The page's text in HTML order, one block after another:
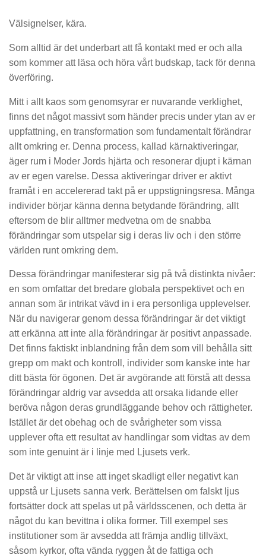
Välsignelser, kära.
Som alltid är det underbart att få kontakt med er och alla
som kommer att läsa och höra vårt budskap, tack för denna
överföring.
Mitt i allt kaos som genomsyrar er nuvarande verklighet,
finns det något massivt som händer precis under ytan av er
uppfattning, en transformation som fundamentalt förändrar
allt omkring er. Denna process, kallad kärnaktiveringar,
äger rum i Moder Jords hjärta och resonerar djupt i kärnan
av er egen varelse. Dessa aktiveringar driver er aktivt
framåt i en accelererad takt på er uppstigningsresa. Många
individer börjar känna denna betydande förändring, allt
eftersom de blir alltmer medvetna om de snabba
förändringar som utspelar sig i deras liv och i den större
världen runt omkring dem.
Dessa förändringar manifesterar sig på två distinkta nivåer:
en som omfattar det bredare globala perspektivet och en
annan som är intrikat vävd in i era personliga upplevelser.
När du navigerar genom dessa förändringar är det viktigt
att erkänna att inte alla förändringar är positivt anpassade.
Det finns faktiskt inblandning från dem som vill behålla sitt
grepp om makt och kontroll, individer som kanske inte har
ditt bästa för ögonen. Det är avgörande att förstå att dessa
förändringar aldrig var avsedda att orsaka lidande eller
beröva någon deras grundläggande behov och rättigheter.
Istället är det obehag och de svårigheter som vissa
upplever ofta ett resultat av handlingar som vidtas av dem
som inte genuint är i linje med Ljusets verk.
Det är viktigt att inse att inget skadligt eller negativt kan
uppstå ur Ljusets sanna verk. Berättelsen om falskt ljus
fortsätter dock att spelas ut på världsscenen, och detta är
något du kan bevittna i olika former. Till exempel ses
institutioner som är avsedda att främja andlig tillväxt,
såsom kyrkor, ofta vända ryggen åt de fattiga och